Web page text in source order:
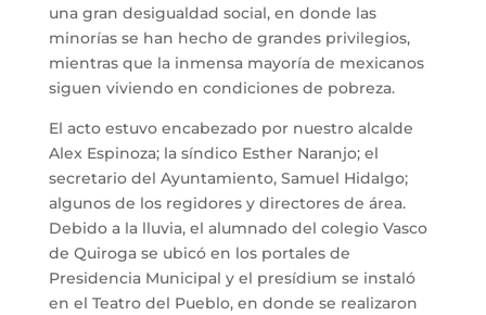
una gran desigualdad social, en donde las
minorías se han hecho de grandes privilegios,
mientras que la inmensa mayoría de mexicanos
siguen viviendo en condiciones de pobreza.
El acto estuvo encabezado por nuestro alcalde
Alex Espinoza; la síndico Esther Naranjo; el
secretario del Ayuntamiento, Samuel Hidalgo;
algunos de los regidores y directores de área.
Debido a la lluvia, el alumnado del colegio Vasco
de Quiroga se ubicó en los portales de
Presidencia Municipal y el presídium se instaló
en el Teatro del Pueblo, en donde se realizaron